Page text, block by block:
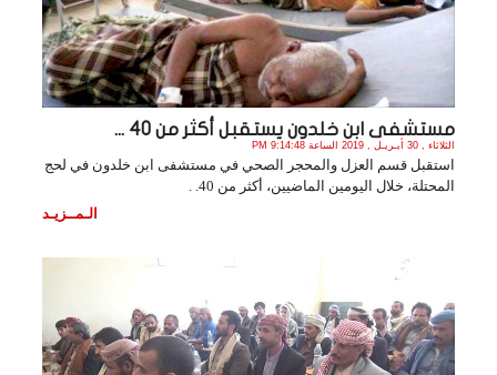
مستشفى ابن خلدون يستقبل أكثر من 40 ...
الثلاثاء , 30 أبـريـل , 2019 الساعة 9:14:48 PM
استقبل قسم العزل والمحجر الصحي في مستشفى ابن خلدون في لحج
المحتلة، خلال اليومين الماضيين، أكثر من 40. .
الـمــزيـد